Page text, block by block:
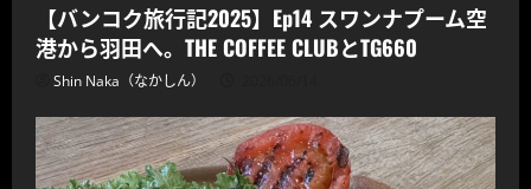
【バンコク旅行記2025】Ep14 スワンナプーム空
港から羽田へ。THE COFFEE CLUBとTG660
Shin Naka（なかしん）